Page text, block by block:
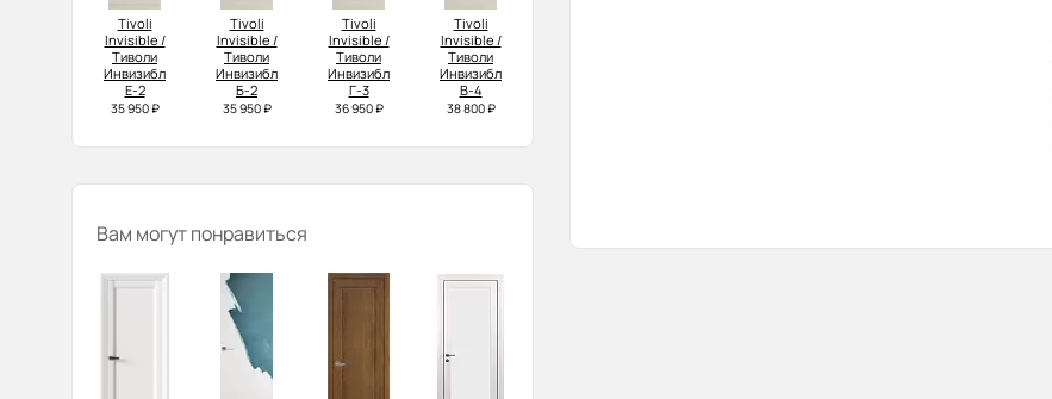
Tivoli
Invisible /
Тиволи
Инвизибл
Е-2
35 950 ₽
Tivoli
Invisible /
Тиволи
Инвизибл
Б-2
35 950 ₽
Tivoli
Invisible /
Тиволи
Инвизибл
Г-3
36 950 ₽
Tivoli
Invisible /
Тиволи
Инвизибл
В-4
38 800 ₽
Вам могут понравиться